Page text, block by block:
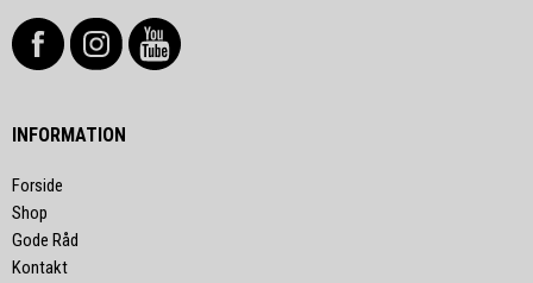
INFORMATION
Forside
Shop
Gode Råd
Kontakt